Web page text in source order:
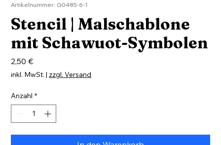
Artikelnummer: G0485-6-1
Stencil | Malschablone
mit Schawuot-Symbolen
2,50 €Preis
inkl. MwSt. | zzgl. Versand
Anzahl *